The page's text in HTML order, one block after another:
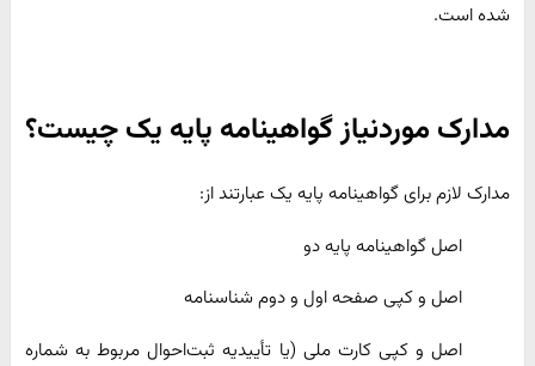
شده است.
مدارک موردنیاز گواهینامه پایه یک چیست؟
مدارک لازم برای گواهینامه پایه یک عبارتند از:
اصل گواهینامه پایه دو
اصل و کپی صفحه اول و دوم شناسنامه
اصل و کپی کارت ملی (یا تأییدیه ثبت‌احوال مربوط به شماره